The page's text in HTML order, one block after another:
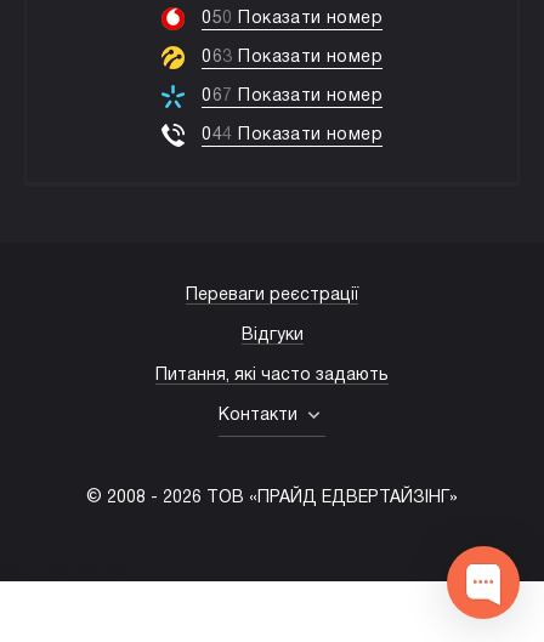
050 Показати номер
063 Показати номер
06 7 Показати номер
044 Показати номер
© 2008 - 2026 ТОВ «ПРАЙД ЕДВЕРТАЙЗІНГ»
Переваги реєстрації
Відгуки
Питання, які часто задають
Контакти